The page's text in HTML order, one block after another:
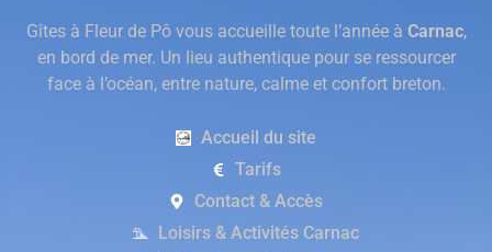
Gîtes à Fleur de Pô vous accueille toute l’année à Carnac,
en bord de mer. Un lieu authentique pour se ressourcer
face à l’océan, entre nature, calme et confort breton.
Accueil du site
Tarifs
Contact & Accès
Loisirs & Activités Carnac